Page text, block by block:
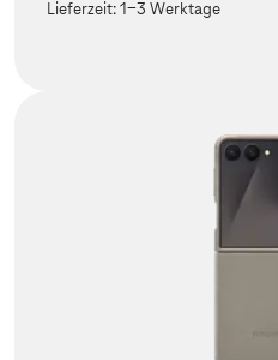
Lieferzeit:1-3 Werktage